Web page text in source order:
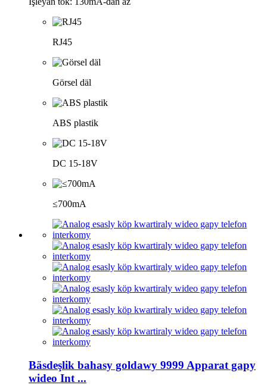
RJ45
Görsel däl
ABS plastik
DC 15-18V
≤700mA
Bäsdeşlik bahasy goldawy 9999 Apparat gapy
wideo Int ...